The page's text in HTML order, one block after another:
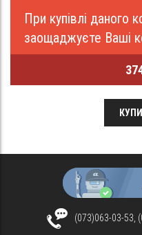
При купівлі даного
заощаджуєте Ваші
(073)063-03-53,